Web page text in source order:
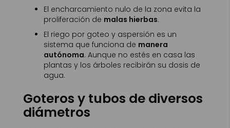
El encharcamiento nulo de la zona evita la
proliferación de malas hierbas.
El riego por goteo y aspersión es un
sistema que funciona de manera
autónoma. Aunque no estés en casa las
plantas y los árboles recibirán su dosis de
agua.
Goteros y tubos de diversos
diámetros